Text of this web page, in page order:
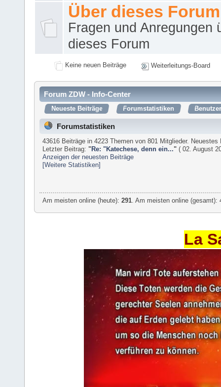
Über dieses Forum
Fragen und Anregungen
dieses Forum
Keine neuen Beiträge Weiterleitungs-Board
Forum ZDW - Info-Center
Neueste Beiträge Forumstatistiken
Forumstatistiken
43616 Beiträge in 4223 Themen von 801 Mitglieder.
Letzter Beitrag: "Re: "Katechese, denn ein..." ( 02. August
Anzeigen der neuesten Beiträge
[Weitere Statistiken]
Am meisten online (heute):291 . Am meisten online
La